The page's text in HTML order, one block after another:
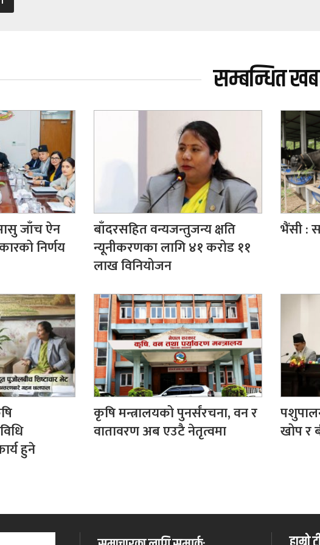
सम्बन्धित
जाँच ऐन
निर्णय
बाँदरसहित वन्यजन्तुजन्य क्षति
न्यूनीकरणका लागि ४१ करोड ११
लाख विनियोजन
भैंसी :
हुने
कृषि मन्त्रालयको पुनर्संरचना, वन र
वातावरण अब एउटै नेतृत्वमा
खोप र